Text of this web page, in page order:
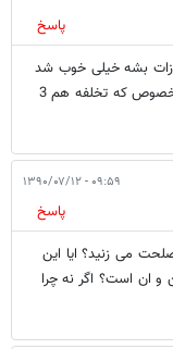
پاسخ
بشه خیلی خوب شد
میریم تخلف میکنیم بعد میشنیم سر جامون علی الخصوص که تخلفه هم 3
۰۹:۵۹ - ۱۳۹۰/۰۷/۱۲
پاسخ
می زنید؟ ایا این
و ان است؟ اگر نه چرا